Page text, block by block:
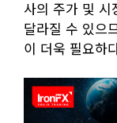
사의 주가 및
달라질 수 있으
이 더욱 필요하